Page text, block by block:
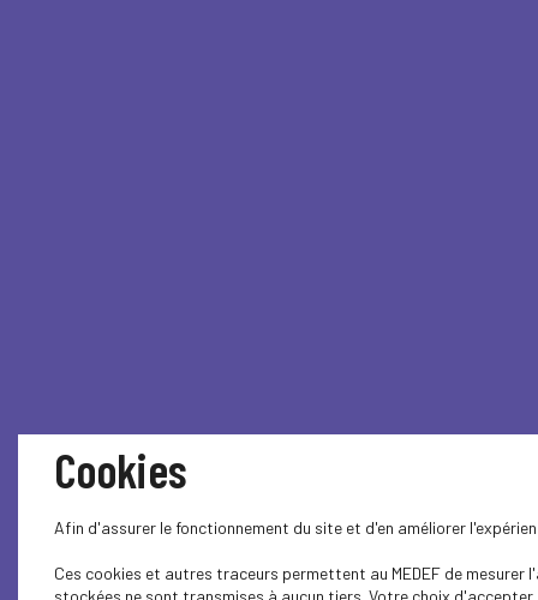
Cookies
Afin d'assurer le fonctionnement du site et d'en améliorer
Ces cookies et autres traceurs permettent au MEDEF de
stockées ne sont transmises à aucun tiers. Votre choix